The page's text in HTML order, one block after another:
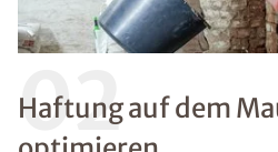
02
Haftung auf dem